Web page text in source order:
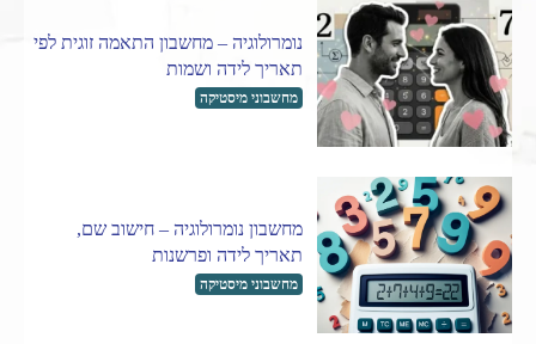
נומרולוגיה – מחשבון התאמה זוגית לפי
תאריך לידה ושמות
מחשבוני מיסטיקה
מחשבון נומרולוגיה – חישוב שם,
תאריך לידה ופרשנות
מחשבוני מיסטיקה